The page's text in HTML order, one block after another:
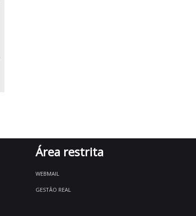
Área restrita
WEBMAIL
GESTÃO REAL